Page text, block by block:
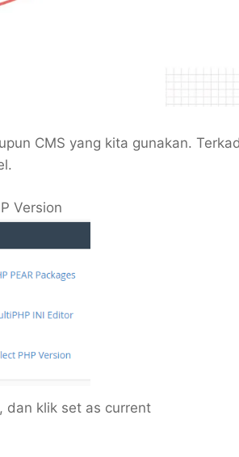
CMS yang kita gunakan.
Version
dan klik set as current